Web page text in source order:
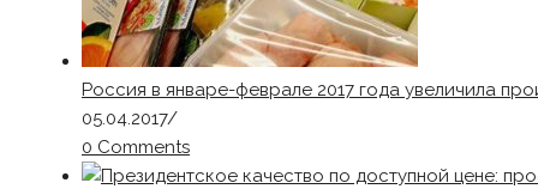
Россия в январе-феврале 2017 года увеличила
05.04.2017/
0 Comments